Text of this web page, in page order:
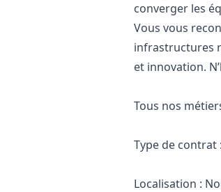
converger les
Vous vous
infrastructures
et innovation.
Tous nos
Type de contrat
Localisation :